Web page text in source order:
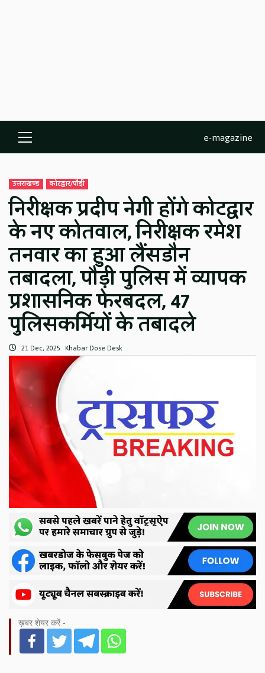
Primary
Menu
e-magazine
उत्तराखण्ड कोटद्वार/पौड़ी
निरीक्षक प्रदीप नेगी होंगे कोटद्वार
के नए कोतवाल, निरीक्षक रमेश
तनवार का हुआ लैंसडौन
तबादला, पौड़ी पुलिस में व्यापक
प्रशासनिक फेरबदल, 47
पुलिसकर्मियों के तबादले
21 Dec, 2025 Khabar Dose Desk
ख़बर शेयर करें -